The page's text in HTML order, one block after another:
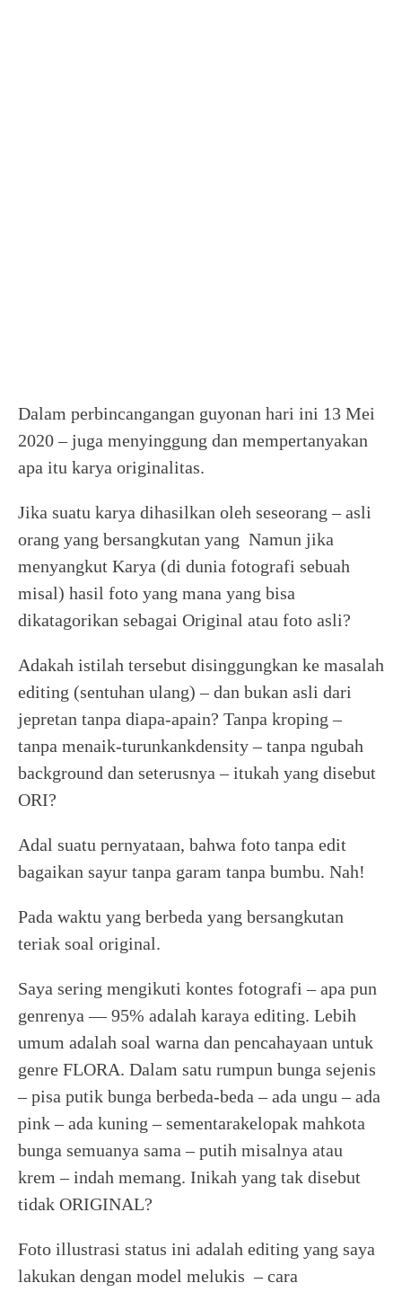
Dalam perbincangangan guyonan hari ini 13 Mei
2020 – juga menyinggung dan mempertanyakan
apa itu karya originalitas.
Jika suatu karya dihasilkan oleh seseorang – asli
orang yang bersangkutan yang Namun jika
menyangkut Karya (di dunia fotografi sebuah
misal) hasil foto yang mana yang bisa
dikatagorikan sebagai Original atau foto asli?
Adakah istilah tersebut disinggungkan ke masalah
editing (sentuhan ulang) – dan bukan asli dari
jepretan tanpa diapa-apain? Tanpa kroping –
tanpa menaik-turunkankdensity – tanpa ngubah
background dan seterusnya – itukah yang disebut
ORI?
Adal suatu pernyataan, bahwa foto tanpa edit
bagaikan sayur tanpa garam tanpa bumbu. Nah!
Pada waktu yang berbeda yang bersangkutan
teriak soal original.
Saya sering mengikuti kontes fotografi – apa pun
genrenya — 95% adalah karaya editing. Lebih
umum adalah soal warna dan pencahayaan untuk
genre FLORA. Dalam satu rumpun bunga sejenis
– pisa putik bunga berbeda-beda – ada ungu – ada
pink – ada kuning – sementarakelopak mahkota
bunga semuanya sama – putih misalnya atau
krem – indah memang. Inikah yang tak disebut
tidak ORIGINAL?
Foto illustrasi status ini adalah editing yang saya
lakukan dengan model melukis – cara